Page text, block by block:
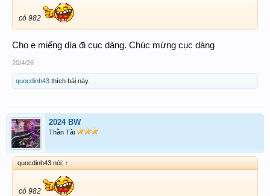
có 982
Cho e miếng día đi cục dàng. Chúc mừng cục dàng
20/4/26
quocdinh43 thích bài này.
2024 BW
Thần Tài
quocdinh43 nói: ↑
có 982